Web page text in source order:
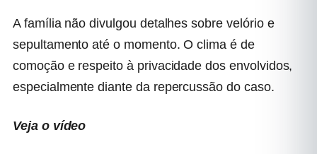
A família não divulgou detalhes sobre velório e
sepultamento até o momento. O clima é de
comoção e respeito à privacidade dos envolvidos,
especialmente diante da repercussão do caso.
Veja o vídeo